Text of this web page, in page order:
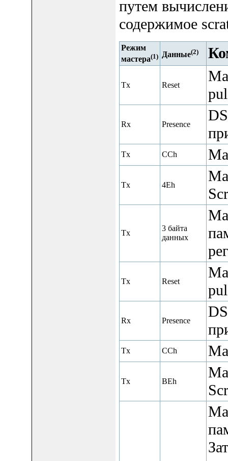
путем
содержимое
Режим
мастера(1) Данные(2)
Tx Reset
Rx Presence
Tx CCh
Tx 4Eh
Tx
3 байта
данных
Tx Reset
Rx Presence
Tx CCh
Tx BEh